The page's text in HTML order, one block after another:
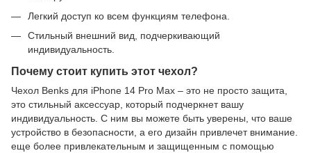
Легкий доступ ко всем функциям телефона.
Стильный внешний вид, подчеркивающий
индивидуальность.
Почему стоит купить этот чехол?
Чехол Benks для iPhone 14 Pro Max – это не просто защита,
это стильный аксессуар, который подчеркнет вашу
индивидуальность. С ним вы можете быть уверены, что ваше
устройство в безопасности, а его дизайн привлечет внимание.
еще более привлекательным и защищенным с помощью